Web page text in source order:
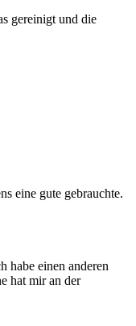
gereinigt und die
eine gute gebrauchte.
habe einen anderen
hat mir an der